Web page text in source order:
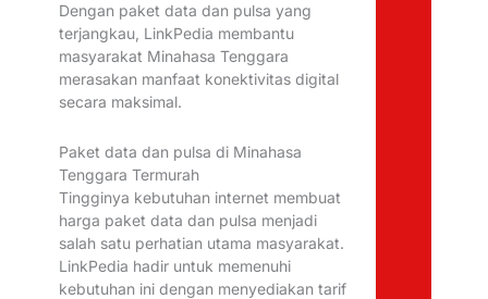
Dengan paket data dan pulsa yang
terjangkau, LinkPedia membantu
masyarakat Minahasa Tenggara
merasakan manfaat konektivitas digital
secara maksimal.
Paket data dan pulsa di Minahasa
Tenggara Termurah
Tingginya kebutuhan internet membuat
harga paket data dan pulsa menjadi
salah satu perhatian utama masyarakat.
LinkPedia hadir untuk memenuhi
kebutuhan ini dengan menyediakan tarif